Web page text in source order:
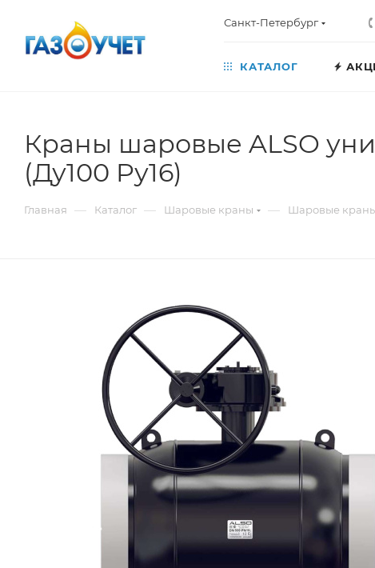
Санкт-Петербург
КАТАЛОГ
Краны шаровые ALSO
(Ду100 Pу16)
Главная — Каталог — Шаровые краны — Шаровые